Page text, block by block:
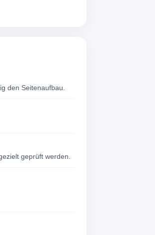
den Seitenaufbau.
geprüft werden.